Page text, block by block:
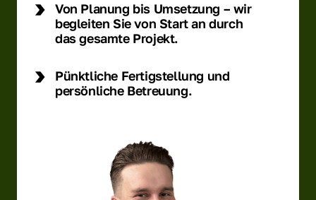
Von Planung bis Umsetzung – wir
begleiten Sie von Start an durch
das gesamte Projekt.
Pünktliche Fertigstellung und
persönliche Betreuung.